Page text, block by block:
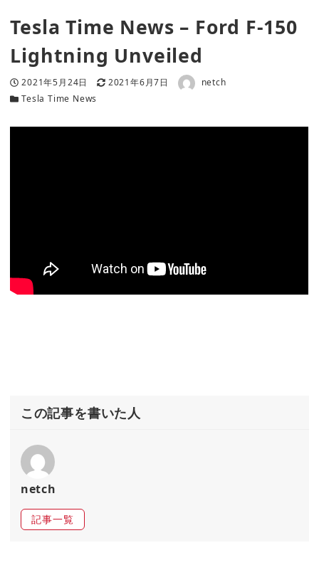
Tesla Time News – Ford F-150
Lightning Unveiled
投稿日
2021年5月24日 更新日
2021年6月7日 著者 netch
カテゴリー
Tesla Time News
この記事を書いた人
netch
記事一覧